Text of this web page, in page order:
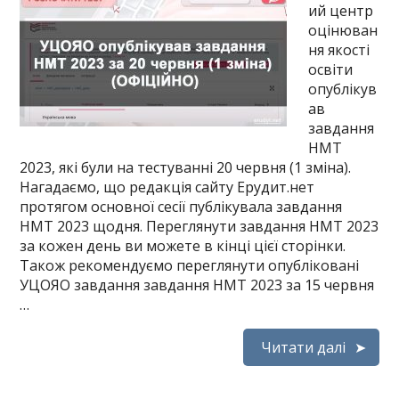
ий центр
оцінюван
ня якості
освіти
опублікув
ав
завдання
НМТ
2023, які були на тестуванні 20 червня (1 зміна).
Нагадаємо, що редакція сайту Ерудит.нет
протягом основної сесії публікувала завдання
НМТ 2023 щодня. Переглянути завдання НМТ 2023
за кожен день ви можете в кінці цієї сторінки.
Також рекомендуємо переглянути опубліковані
УЦОЯО завдання завдання НМТ 2023 за 15 червня
…
Читати далі